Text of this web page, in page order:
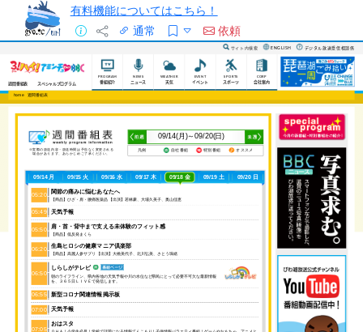
有料機能についてはこちら！
通常
依頼